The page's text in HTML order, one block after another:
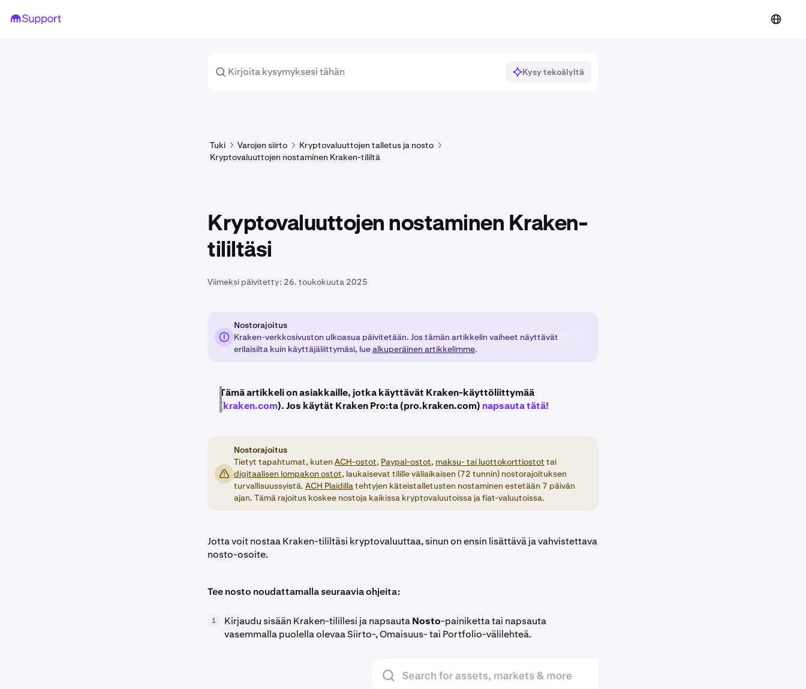
Kysy tekoälyltä
Tuki Varojen siirto
Kryptovaluuttojen talletus ja nosto
Kryptovaluuttojen nostaminen Kraken-tililtä
Kryptovaluuttojen nostaminen Kraken-
tililtäsi
Viimeksi päivitetty: 26. toukokuuta 2025
Nostorajoitus
Kraken-verkkosivuston ulkoasua päivitetään. Jos tämän artikkelin vaiheet näyttävät
erilaisilta kuin käyttäjäliittymäsi, luealkuperäinen artikkelimme.
Tämä artikkeli on asiakkaille, jotka käyttävät Kraken-käyttöliittymää
(kraken.com). Jos käytät Kraken Pro:ta (pro.kraken.com) napsauta tätä!
Nostorajoitus
Tietyt tapahtumat, kuten ACH-ostot, Paypal-ostot, maksu- tai luottokorttiostot tai
digitaalisen lompakon ostot, laukaisevat tilille väliaikaisen (72 tunnin) nostorajoituksen
turvallisuussyistä. ACH Plaidillatehtyjen käteistalletusten nostaminen estetään 7 päivän
ajan. Tämä rajoitus koskee nostoja kaikissa kryptovaluutoissa ja fiat-valuutoissa.
Jotta voit nostaa Kraken-tililtäsi kryptovaluuttaa, sinun on ensin lisättävä ja vahvistettava
nosto-osoite.
Tee nosto noudattamalla seuraavia ohjeita:
1 Kirjaudu sisään Kraken-tilillesi ja napsautaNosto-painiketta tai napsauta
vasemmalla puolella olevaa Siirto-, Omaisuus- tai Portfolio-välilehteä.